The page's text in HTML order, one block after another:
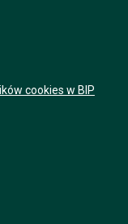
cookies w BIP